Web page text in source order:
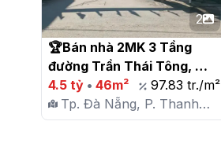
2
🏆Bán nhà 2MK 3 Tầng
đường Trần Thái Tông,
dt46m2 Giá 4ty5 tl nhẹ
4.5 tỷ • 46m²
97.83 tr./m²
Tp. Đà Nẵng, P. Thanh
Khê